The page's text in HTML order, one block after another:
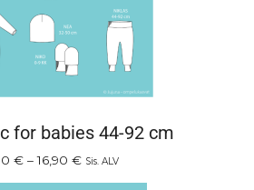
for babies 44-92 cm
€ – 16,90 € Sis. ALV